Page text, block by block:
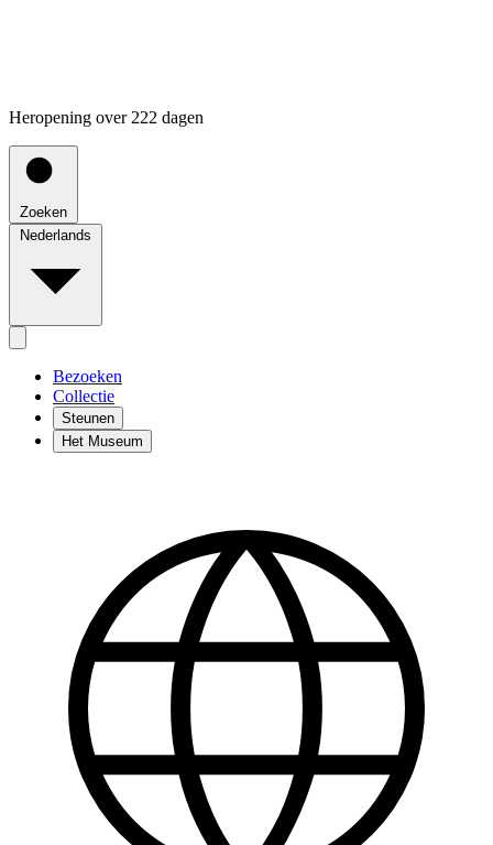
Heropening over 222 dagen
Zoeken
Nederlands
Bezoeken
Collectie
Steunen
Het Museum